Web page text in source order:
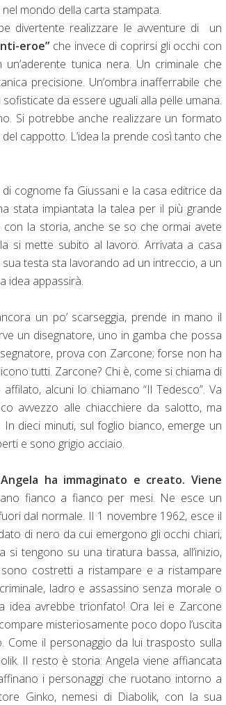
mondo della carta stampata.
divertente realizzare le avventure di
un
eroe” che invece di coprirsi gli occhi con
tunica nera. Un criminale che
precisione. Un’ombra inafferrabile che
da essere uguali alla pelle umana.
Si potrebbe anche realizzare un formato
cappotto. L’idea la prende così tanto che
cognome fa Giussani e la casa editrice da
stata impiantata la talea per il più grande
la storia, anche se so che ormai avete
si mette subito al lavoro. Arrivata a casa
testa sta lavorando ad un intreccio, a un
idea appassirà.
un po’ scarseggia, prende in mano il
un disegnatore, uno in gamba che possa
prova con Zarcone; forse non ha
tutti. Zarcone? Chi è, come si chiama di
alcuni lo chiamano “Il Tedesco”. Va
avvezzo alle chiacchiere da salotto, ma
dieci minuti, sul foglio bianco, emerge un
e sono grigio acciaio.
ha immaginato e creato. Viene
fianco a fianco per mesi. Ne esce un
dal normale. Il 1 novembre 1962, esce il
di nero da cui emergono gli occhi chiari,
tengono su una tiratura bassa, all’inizio,
costretti a ristampare e a ristampare
ladro e assassino senza morale o
idea avrebbe trionfato! Ora lei e Zarcone
misteriosamente poco dopo l’uscita
Come il personaggio da lui trasposto sulla
Il resto è storia: Angela viene affiancata
i personaggi che ruotano intorno a
Ginko, nemesi di Diabolik, con la sua